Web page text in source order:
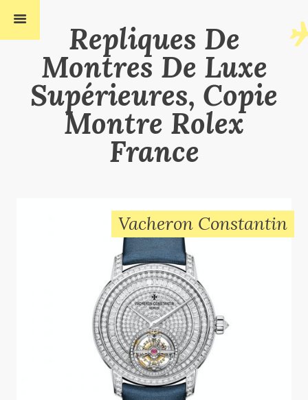
Repliques De
Montres De Luxe
Supérieures, Copie
Montre Rolex
France
Vacheron Constantin